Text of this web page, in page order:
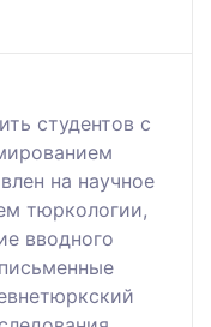
студентов с
на научное
тюркологии,
вводного